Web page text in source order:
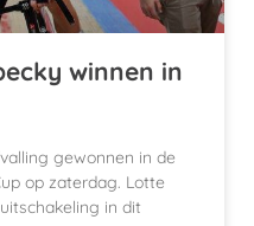
winnen in
gewonnen in de
op zaterdag. Lotte
in dit